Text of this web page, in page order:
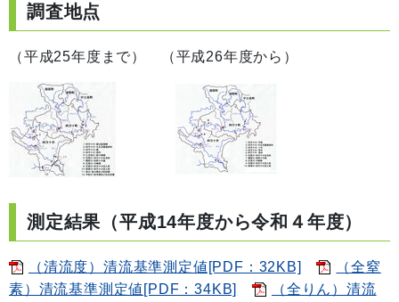
調査地点
（平成25年度まで） （平成26年度から）
測定結果（平成14年度から令和４年度）
（清流度）清流基準測定値[PDF：32KB]
（全窒
素）清流基準測定値[PDF：34KB]
（全りん）清流